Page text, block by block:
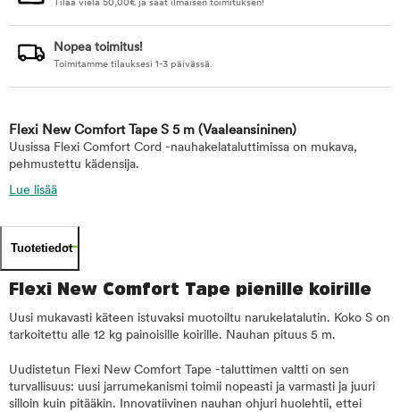
Tilaa vielä 50,00€ ja saat ilmaisen toimituksen!
Nopea toimitus!
Toimitamme tilauksesi 1-3 päivässä.
Flexi New Comfort Tape S 5 m (Vaaleansininen)
Uusissa Flexi Comfort Cord -nauhakelataluttimissa on mukava,
pehmustettu kädensija.
Lue lisää
Tuotetiedot
Flexi New Comfort Tape pienille koirille
Uusi mukavasti käteen istuvaksi muotoiltu narukelatalutin. Koko S on
tarkoitettu alle 12 kg painoisille koirille. Nauhan pituus 5 m.
Uudistetun Flexi New Comfort Tape -taluttimen valtti on sen
turvallisuus: uusi jarrumekanismi toimii nopeasti ja varmasti ja juuri
silloin kuin pitääkin. Innovatiivinen nauhan ohjuri huolehtii, ettei